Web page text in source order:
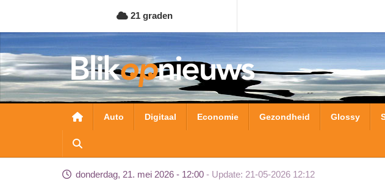
naar
de
inhoud
gaan
21 graden
Hoofdnavigatie
Auto Digitaal Economie Gezondheid Glossy
donderdag, 21. mei 2026 - 12:00 Update: 21-05-2026 12:12